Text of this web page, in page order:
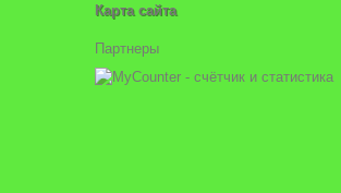
Карта сайта
Партнеры